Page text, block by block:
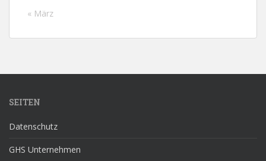
« März
SEITEN
Datenschutz
GHS Unternehmen